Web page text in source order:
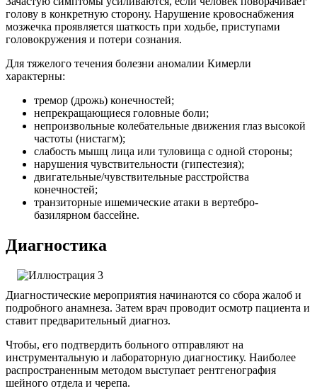
голову в конкретную сторону. Нарушение кровоснабжения
мозжечка проявляется шаткость при ходьбе, приступами
головокружения и потери сознания.
Для тяжелого течения болезни аномалии Кимерли
характерны:
тремор (дрожь) конечностей;
непрекращающиеся головные боли;
непроизвольные колебательные движения глаз высокой
частоты (нистагм);
слабость мышц лица или туловища с одной стороны;
нарушения чувствительности (гипестезия);
двигательные/чувствительные расстройства
конечностей;
транзиторные ишемические атаки в вертебро-
базилярном бассейне.
Диагностика
Диагностические мероприятия начинаются со сбора жалоб и
подробного анамнеза. Затем врач проводит осмотр пациента и
ставит предварительный диагноз.
Чтобы, его подтвердить больного отправляют на
инструментальную и лабораторную диагностику. Наиболее
распространенным методом выступает рентгенография
шейного отдела и черепа.